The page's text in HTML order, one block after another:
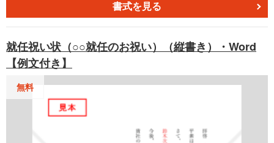
書式を見る
就任祝い状（○○就任のお祝い）（縦書き）・Word
【例文付き】
無料